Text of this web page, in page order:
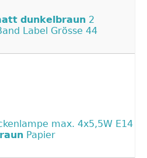
dunkelbraun 2
Label Grösse 44
max. 4x5,5W E14
Papier